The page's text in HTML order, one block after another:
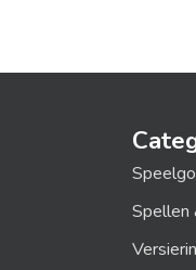
Spellen